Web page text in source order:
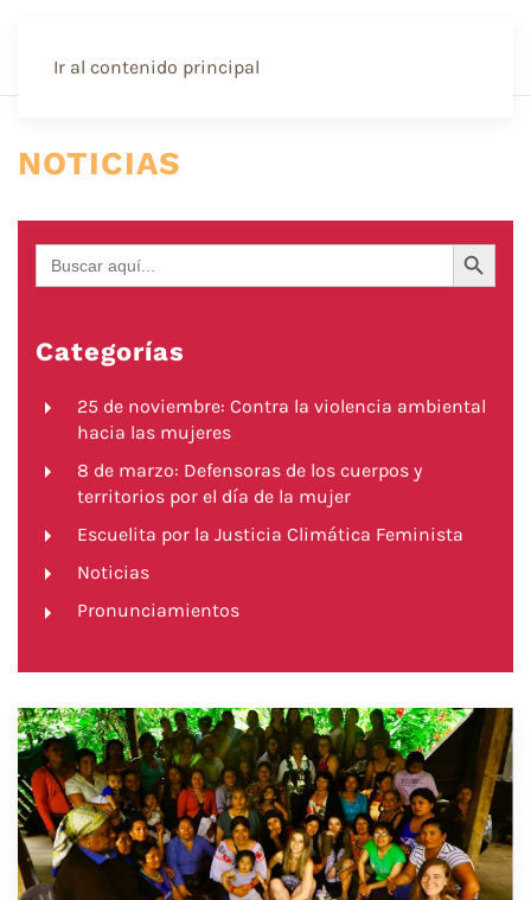
Ir al contenido principal
NOTICIAS
Buscar: Botón de búsqueda
Categorías
25 de noviembre: Contra la violencia ambiental
hacia las mujeres
8 de marzo: Defensoras de los cuerpos y
territorios por el día de la mujer
Escuelita por la Justicia Climática Feminista
Noticias
Pronunciamientos